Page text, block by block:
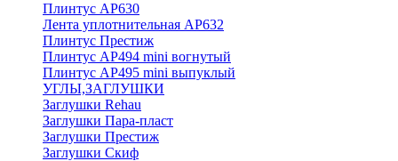
Плинтус АР630
Лента уплотнительная АР632
Плинтус Престиж
Плинтус АР494 mini вогнутый
Плинтус АР495 mini выпуклый
УГЛЫ,ЗАГЛУШКИ
Заглушки Rehau
Заглушки Пара-пласт
Заглушки Престиж
Заглушки Скиф